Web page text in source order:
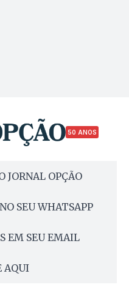
50 ANOS
JORNAL OPÇÃO
SEU WHATSAPP
EM SEU EMAIL
AQUI